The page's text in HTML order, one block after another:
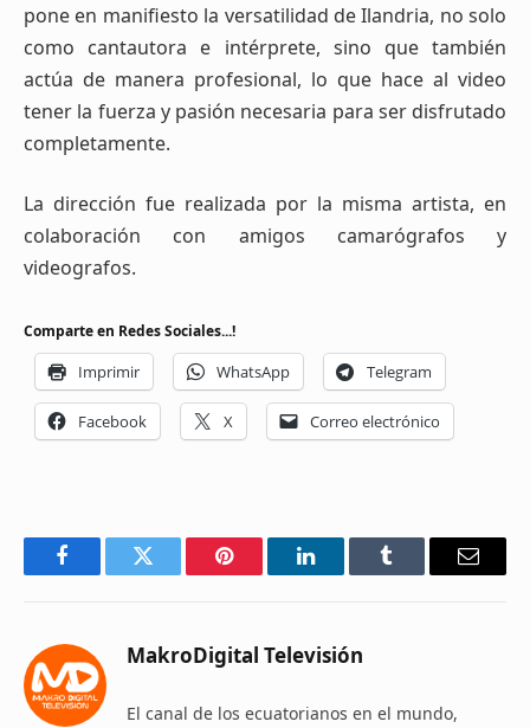
pone en manifiesto la versatilidad de Ilandria, no solo
como cantautora e intérprete, sino que también
actúa de manera profesional, lo que hace al video
tener la fuerza y pasión necesaria para ser disfrutado
completamente.
La dirección fue realizada por la misma artista, en
colaboración con amigos camarógrafos y
videografos.
Comparte en Redes Sociales...!
Imprimir WhatsApp Telegram
Facebook X Correo electrónico
FacebookTwitter Pinterest LinkedInTumblr Email
MakroDigital Televisión
El canal de los ecuatorianos en el mundo,